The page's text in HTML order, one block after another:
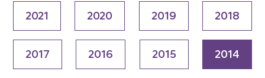
2021 2020 2019 2018
2017 2016 2015 2014